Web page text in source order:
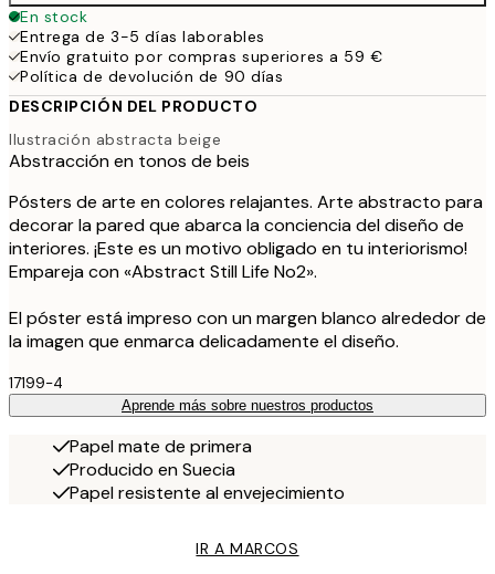
En stock
Entrega de 3-5 días laborables
Envío gratuito por compras superiores a 59 €
Política de devolución de 90 días
DESCRIPCIÓN DEL PRODUCTO
Ilustración abstracta beige
Abstracción en tonos de beis
Pósters de arte en colores relajantes. Arte abstracto para
decorar la pared que abarca la conciencia del diseño de
interiores. ¡Este es un motivo obligado en tu interiorismo!
Empareja con «Abstract Still Life No2».
El póster está impreso con un margen blanco alrededor de
la imagen que enmarca delicadamente el diseño.
17199-4
Aprende más sobre nuestros productos
Papel mate de primera
Producido en Suecia
Papel resistente al envejecimiento
IR A MARCOS